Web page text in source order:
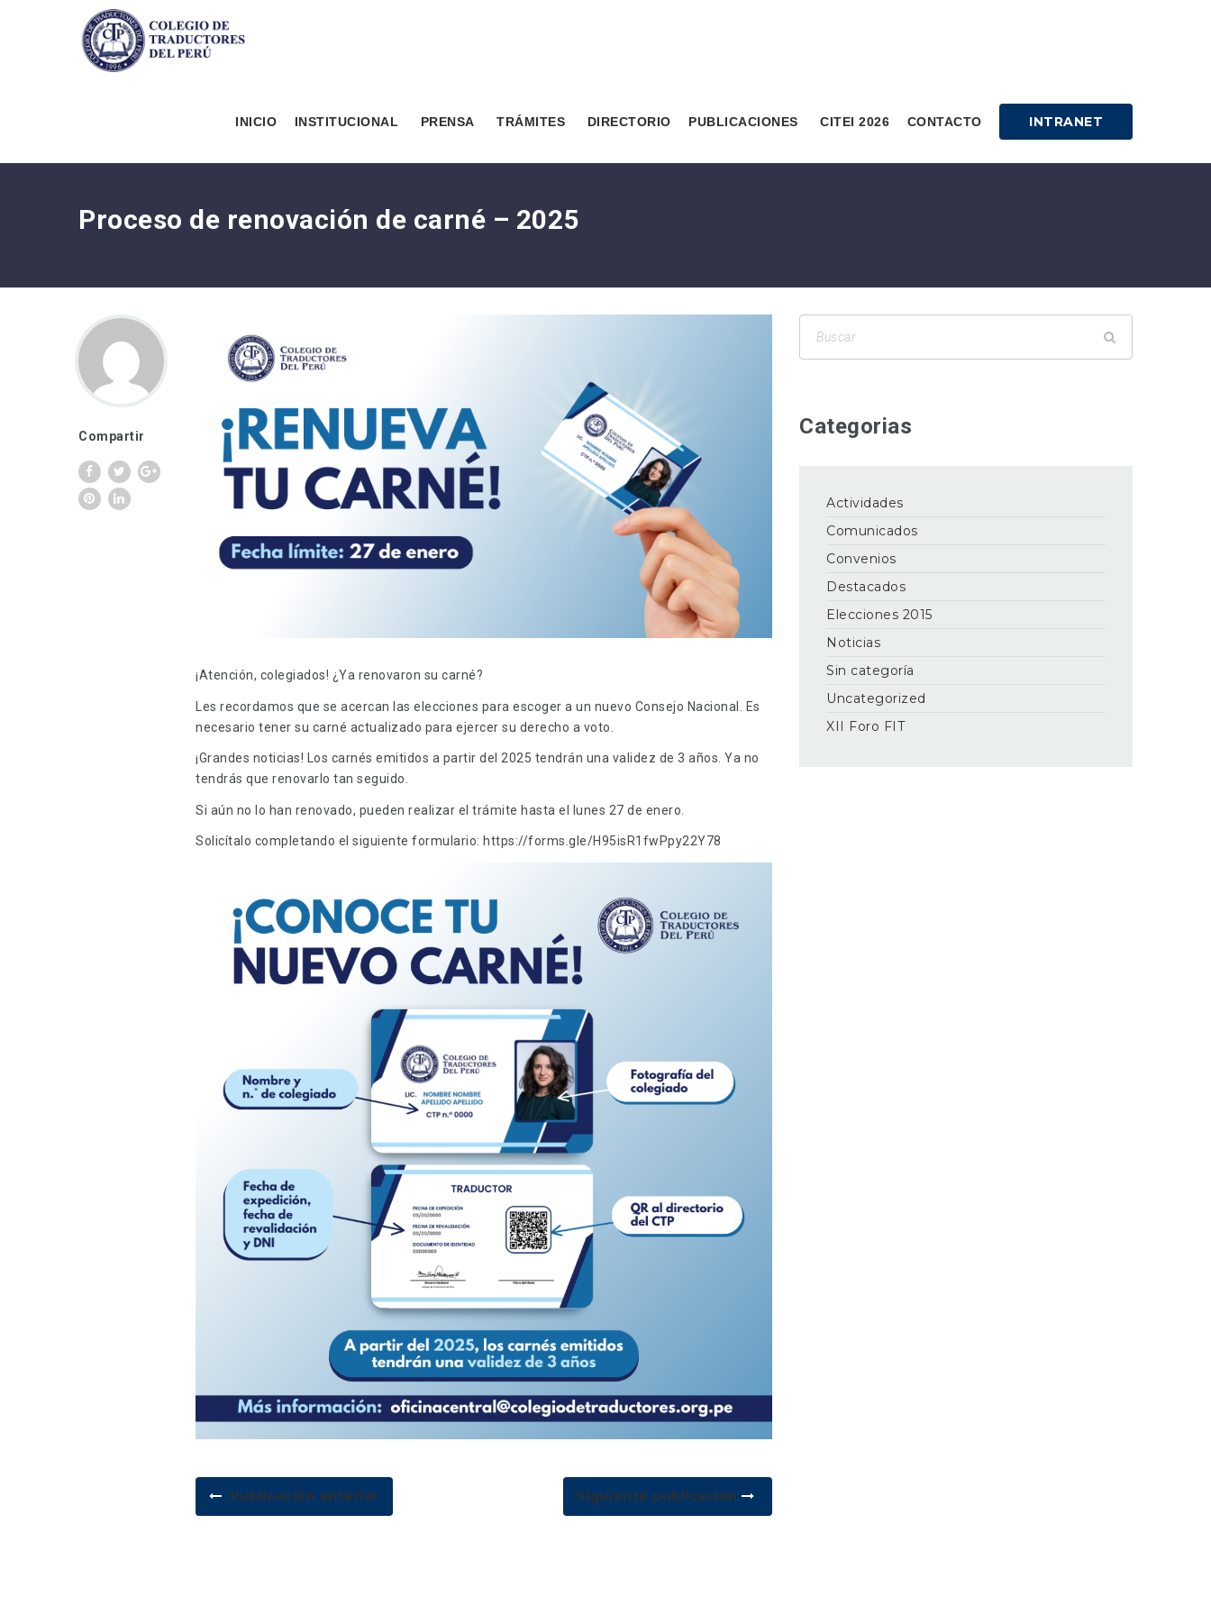
INICIO INSTITUCIONAL PRENSA TRÁMITES DIRECTORIO PUBLICACIONES CITEI 2026 CONTACTO INTRANET
Proceso de renovación de carné – 2025
Compartir
¡Atención, colegiados! ¿Ya renovaron su carné?
Les recordamos que se acercan las elecciones para escoger a un nuevo Consejo Nacional. Es
necesario tener su carné actualizado para ejercer su derecho a voto.
¡Grandes noticias! Los carnés emitidos a partir del 2025 tendrán una validez de 3 años. Ya no
tendrás que renovarlo tan seguido.
Si aún no lo han renovado, pueden realizar el trámite hasta el lunes 27 de enero.
Solicítalo completando el siguiente formulario: https://forms.gle/H95isR1fwPpy22Y78
Publicación anterior Siguiente publicación
Categorias
Actividades
Comunicados
Convenios
Destacados
Elecciones 2015
Noticias
Sin categoría
Uncategorized
XII Foro FIT